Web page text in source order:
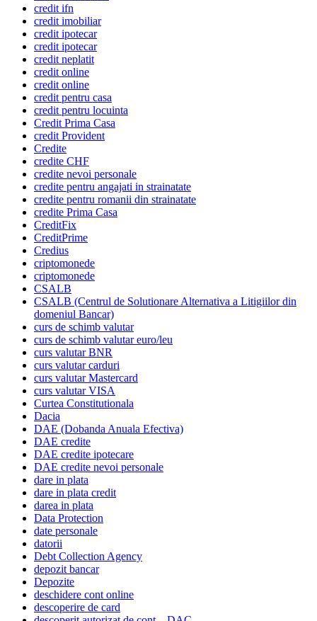
credit ifn
credit imobiliar
credit ipotecar
credit ipotecar
credit neplatit
credit online
credit online
credit pentru casa
credit pentru locuinta
Credit Prima Casa
credit Provident
Credite
credite CHF
credite nevoi personale
credite pentru angajati in strainatate
credite pentru romanii din strainatate
credite Prima Casa
CreditFix
CreditPrime
Credius
criptomonede
criptomonede
CSALB
CSALB (Centrul de Solutionare Alternativa a Litigiilor din
domeniul Bancar)
curs de schimb valutar
curs de schimb valutar euro/leu
curs valutar BNR
curs valutar carduri
curs valutar Mastercard
curs valutar VISA
Curtea Constitutionala
Dacia
DAE (Dobanda Anuala Efectiva)
DAE credite
DAE credite ipotecare
DAE credite nevoi personale
dare in plata
dare in plata credit
darea in plata
Data Protection
date personale
datorii
Debt Collection Agency
depozit bancar
Depozite
deschidere cont online
descoperire de card